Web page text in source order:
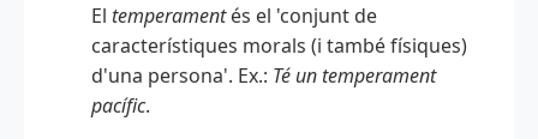
El temperamentés el 'conjunt de
característiques morals (i també físiques)
d'una persona'. Ex.: Té un temperament
pacífic.